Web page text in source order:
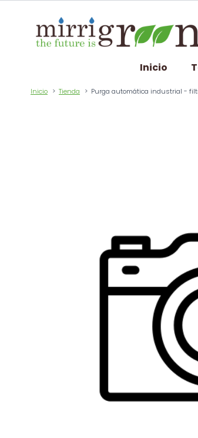
Inicio
Inicio Tienda Purga automática industrial -